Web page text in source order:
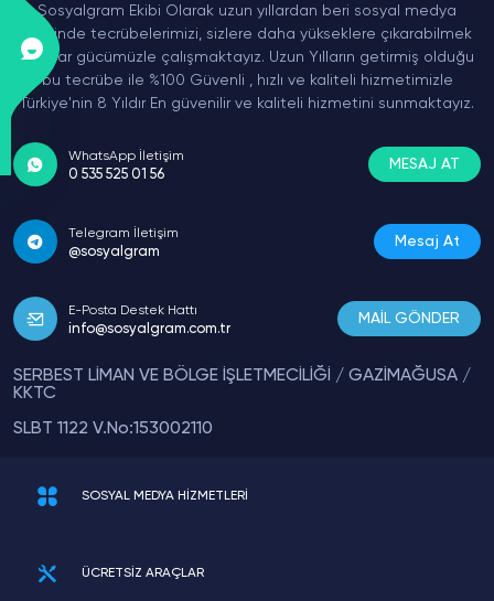
Sosyalgram Ekibi Olarak uzun yıllardan beri sosyal medya
üzerinde tecrübelerimizi, sizlere daha yükseklere çıkarabilmek
için var gücümüzle çalışmaktayız. Uzun Yılların getirmiş olduğu
bu tecrübe ile %100 Güvenli , hızlı ve kaliteli hizmetimizle
Türkiye'nin 8 Yıldır En güvenilir ve kaliteli hizmetini sunmaktayız.
WhatsApp İletişim
0 535 525 01 56
MESAJ AT
Telegram İletişim
@sosyalgram
Mesaj At
E-Posta Destek Hattı
info@sosyalgram.com.tr
MAİL GÖNDER
SERBEST LİMAN VE BÖLGE İŞLETMECİLİĞİ / GAZİMAĞUSA /
KKTC
SLBT 1122 V.No:153002110
SOSYAL MEDYA HİZMETLERİ
ÜCRETSİZ ARAÇLAR